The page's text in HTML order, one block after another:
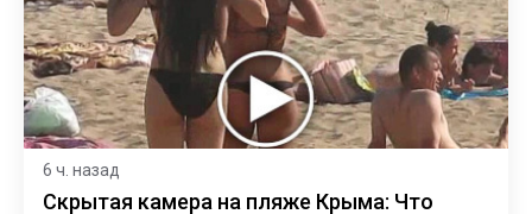
6 ч. назад
Скрытая камера на пляже Крыма: Что